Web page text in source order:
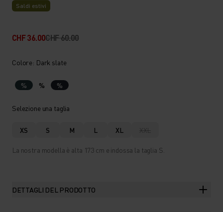
Saldi estivi
CHF 36.00CHF 60.00
Colore: Dark slate
% % %
Selezione una taglia
XS S M L XL XXL
La nostra modella è alta 173 cm e indossa la taglia S.
DETTAGLI DEL PRODOTTO